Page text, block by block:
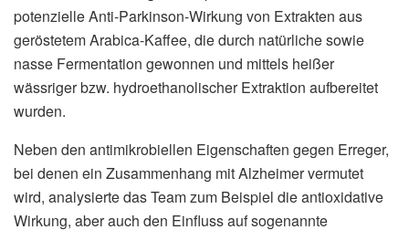
potenzielle Anti-Parkinson-Wirkung von Extrakten aus
geröstetem Arabica-Kaffee, die durch natürliche sowie
nasse Fermentation gewonnen und mittels heißer
wässriger bzw. hydroethanolischer Extraktion aufbereitet
wurden.
Neben den antimikrobiellen Eigenschaften gegen Erreger,
bei denen ein Zusammenhang mit Alzheimer vermutet
wird, analysierte das Team zum Beispiel die antioxidative
Wirkung, aber auch den Einfluss auf sogenannte